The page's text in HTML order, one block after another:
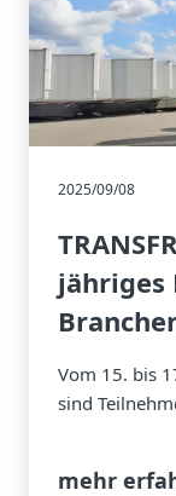
2025/09/08
jähriges
Vom 15. bis
sind
mehr